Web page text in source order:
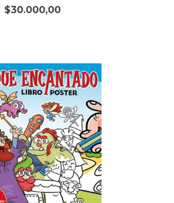
$30.000,00